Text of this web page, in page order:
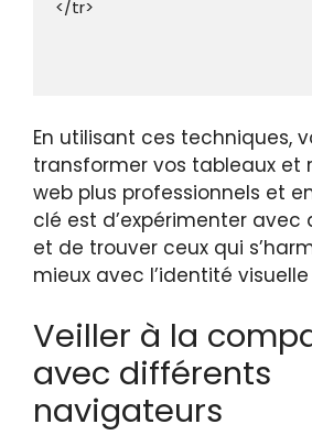
</tr>
En utilisant ces techniques,
transformer vos tableaux et
web plus professionnels et
clé est d’expérimenter avec
et de trouver ceux qui
mieux avec l’identité
Veiller à la
avec différents
navigateurs